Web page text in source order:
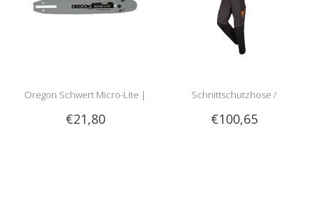
Oregon Schwert Micro-Lite |
35cm | 1.1mm | 3/8LP |
€21,80
Schnittschutzhose /
Schnittschutzlatzhose Sip
€100,65